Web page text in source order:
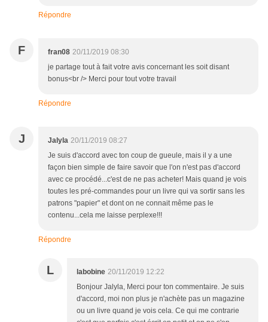
Répondre
F fran08 20/11/2019 08:30
je partage tout à fait votre avis concernant les soit disant
bonus<br /> Merci pour tout votre travail
Répondre
J Jalyla 20/11/2019 08:27
Je suis d'accord avec ton coup de gueule, mais il y a une
façon bien simple de faire savoir que l'on n'est pas d'accord
avec ce procédé...c'est de ne pas acheter! Mais quand je vois
toutes les pré-commandes pour un livre qui va sortir sans les
patrons "papier" et dont on ne connait même pas le
contenu...cela me laisse perplexe!!!
Répondre
L labobine 20/11/2019 12:22
Bonjour Jalyla, Merci pour ton commentaire. Je suis
d'accord, moi non plus je n'achète pas un magazine
ou un livre quand je vois cela. Ce qui me contrarie